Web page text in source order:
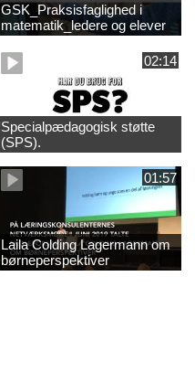
GSK_Praksisfaglighed i
matematik_ledere og elever
02:14
Specialpædagogisk støtte
(SPS).
01:57
Laila Colding Lagermann om
børneperspektiver